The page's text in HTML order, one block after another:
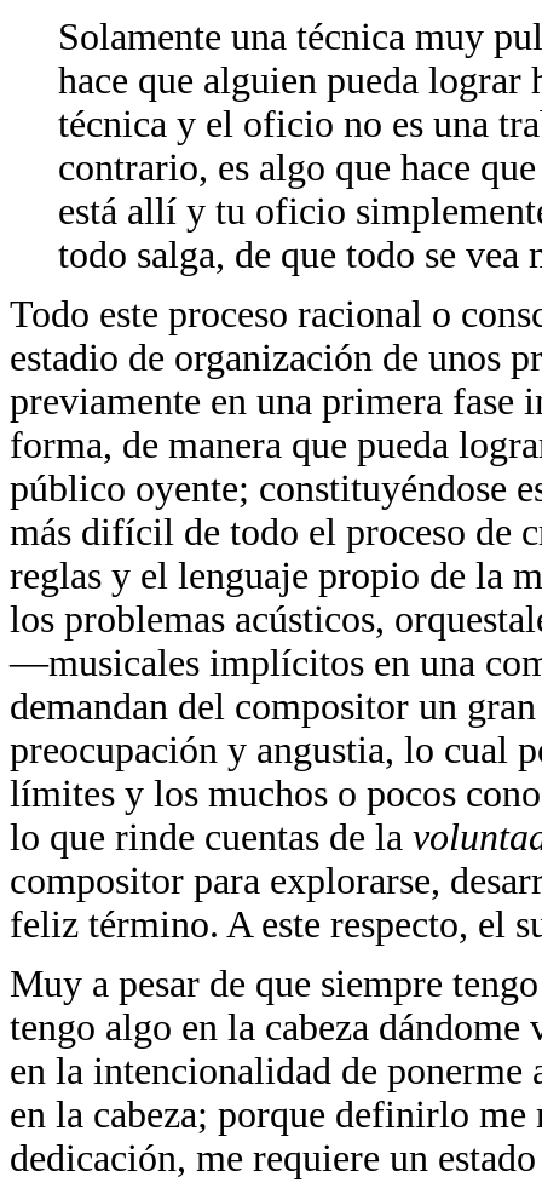
Solamente una técnica muy
hace que alguien pueda lograr
técnica y el oficio no es una
contrario, es algo que hace
está allí y tu oficio
todo salga, de que todo se vea
Todo este proceso racional o
estadio de organización de unos
previamente en una primera fase
forma, de manera que pueda
público oyente; constituyéndose
más difícil de todo el proceso de
reglas y el lenguaje propio de la
los problemas acústicos,
—musicales implícitos en una
demandan del compositor un
preocupación y angustia, lo cual
límites y los muchos o pocos
lo que rinde cuentas de la
compositor para explorarse,
feliz término. A este respecto, el
Muy a pesar de que siempre
tengo algo en la cabeza
en la intencionalidad de ponerme
en la cabeza; porque definirlo
dedicación, me requiere un